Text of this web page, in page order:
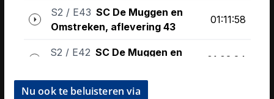
Nu ook te beluisteren via